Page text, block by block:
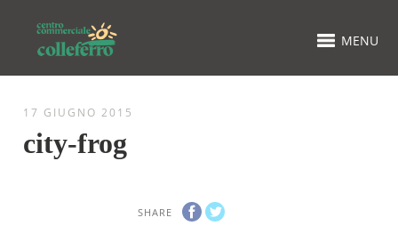
MENU
17 GIUGNO 2015
city-frog
SHARE